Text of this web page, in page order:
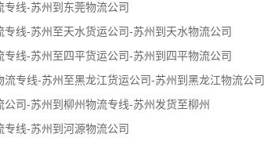
专线-苏州到东莞物流公司
专线-苏州至天水货运公司-苏州到天水物流公司
专线-苏州至四平货运公司-苏州到四平物流公司
流专线-苏州至黑龙江货运公司-苏州到黑龙江物流公司
公司-苏州到柳州物流专线-苏州发货至柳州
专线-苏州到河源物流公司